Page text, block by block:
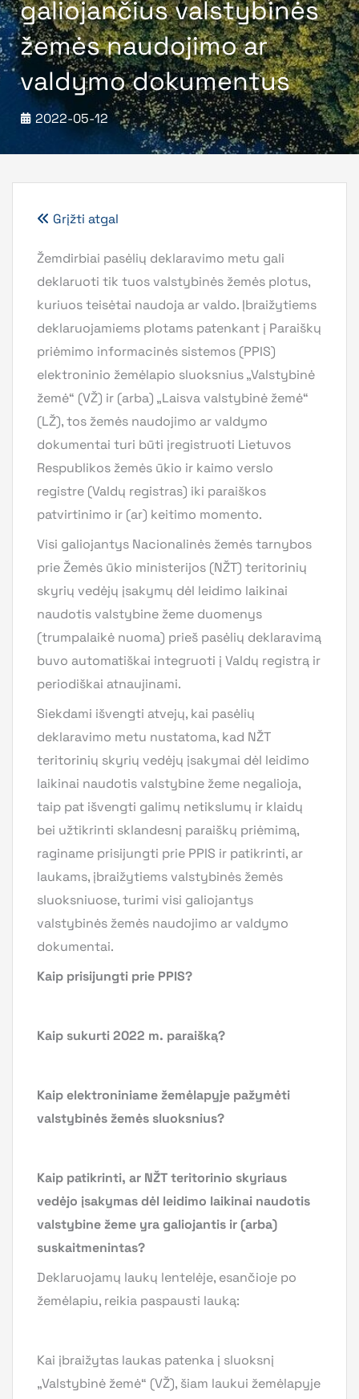
galiojančius valstybinės
žemės naudojimo ar
valdymo dokumentus
2022-05-12
Grįžti atgal
Žemdirbiai pasėlių deklaravimo metu gali
deklaruoti tik tuos valstybinės žemės plotus,
kuriuos teisėtai naudoja ar valdo. Įbraižytiems
deklaruojamiems plotams patenkant į Paraiškų
priėmimo informacinės sistemos (PPIS)
elektroninio žemėlapio sluoksnius „Valstybinė
žemė“ (VŽ) ir (arba) „Laisva valstybinė žemė“
(LŽ), tos žemės naudojimo ar valdymo
dokumentai turi būti įregistruoti Lietuvos
Respublikos žemės ūkio ir kaimo verslo
registre (Valdų registras) iki paraiškos
patvirtinimo ir (ar) keitimo momento.
Visi galiojantys Nacionalinės žemės tarnybos
prie Žemės ūkio ministerijos (NŽT) teritorinių
skyrių vedėjų įsakymų dėl leidimo laikinai
naudotis valstybine žeme duomenys
(trumpalaikė nuoma) prieš pasėlių deklaravimą
buvo automatiškai integruoti į Valdų registrą ir
periodiškai atnaujinami.
Siekdami išvengti atvejų, kai pasėlių
deklaravimo metu nustatoma, kad NŽT
teritorinių skyrių vedėjų įsakymai dėl leidimo
laikinai naudotis valstybine žeme negalioja,
taip pat išvengti galimų netikslumų ir klaidų
bei užtikrinti sklandesnį paraiškų priėmimą,
raginame prisijungti prie PPIS ir patikrinti, ar
laukams, įbraižytiems valstybinės žemės
sluoksniuose, turimi visi galiojantys
valstybinės žemės naudojimo ar valdymo
dokumentai.
Kaip prisijungti prie PPIS?
Kaip sukurti 2022 m. paraišką?
Kaip elektroniniame žemėlapyje pažymėti
valstybinės žemės sluoksnius?
Kaip patikrinti, ar NŽT teritorinio skyriaus
vedėjo įsakymas dėl leidimo laikinai naudotis
valstybine žeme yra galiojantis ir (arba)
suskaitmenintas?
Deklaruojamų laukų lentelėje, esančioje po
žemėlapiu, reikia paspausti lauką:
Kai įbraižytas laukas patenka į sluoksnį
„Valstybinė žemė“ (VŽ), šiam laukui žemėlapyje